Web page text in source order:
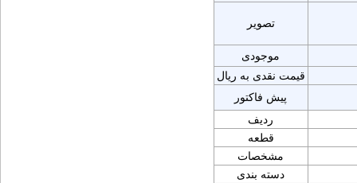
تصویر
موجودی
قیمت نقدی به ریال
پیش فاکتور
ردیف
قطعه
مشخصات
دسته بندی